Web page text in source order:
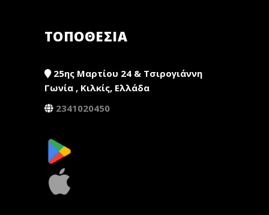
ΤΟΠΟΘΕΣΙΑ
25ης Μαρτίου 24 & Τσιρογιάννη
Γωνία , Κιλκίς, Ελλάδα
2341020450